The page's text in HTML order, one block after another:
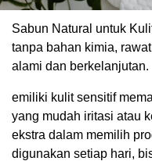
Sabun Natural untuk
tanpa bahan kimia,
alami dan berkelanjutan.
emiliki kulit sensitif
yang mudah iritasi atau
ekstra dalam memilih
digunakan setiap hari,